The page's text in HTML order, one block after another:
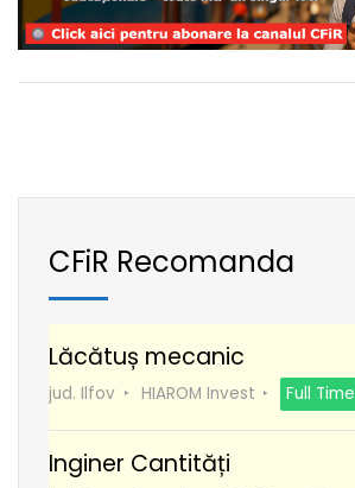
CFiR Recomanda
Lăcătuș mecanic
jud. Ilfov HIAROM Invest Full Time
Inginer Cantități